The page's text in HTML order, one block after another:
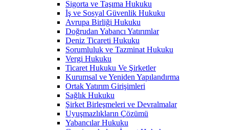
Sigorta ve Taşıma Hukuku
İş ve Sosyal Güvenlik Hukuku
Avrupa Birliği Hukuku
Doğrudan Yabancı Yatırımlar
Deniz Ticareti Hukuku
Sorumluluk ve Tazminat Hukuku
Vergi Hukuku
Ticaret Hukuku Ve Şirketler
Kurumsal ve Yeniden Yapılandırma
Ortak Yatırım Girişimleri
Sağlık Hukuku
Şirket Birleşmeleri ve Devralmalar
Uyuşmazlıkların Çözümü
Yabancılar Hukuku